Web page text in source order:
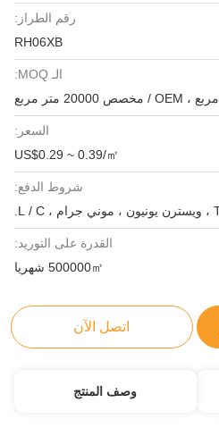
رقم الطراز:
RH06XB
الـ MOQ:
السعر:
US$0.29 ~ 0.39/㎡
شروط الدفع:
القدرة على التوريد:
500000㎡ شهريا
اتصل الآن
وصف المنتج